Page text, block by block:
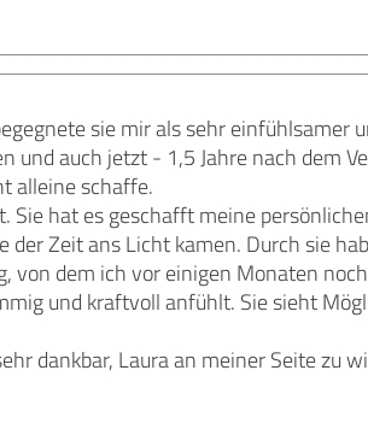
sie mir als sehr einfühlsamer
und auch jetzt - 1,5 Jahre nach dem
alleine schaffe.
Sie hat es geschafft meine
Zeit ans Licht kamen. Durch sie
von dem ich vor einigen Monaten
und kraftvoll anfühlt. Sie sieht
dankbar, Laura an meiner Seite zu